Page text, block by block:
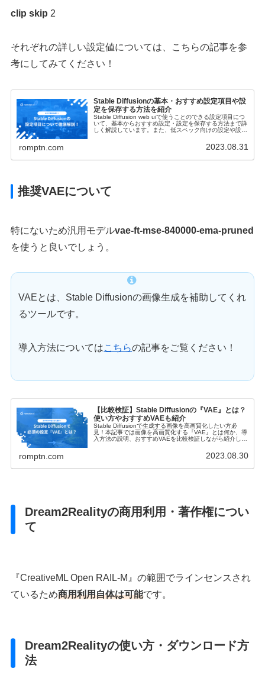
clip skip 2
それぞれの詳しい設定値については、こちらの記事を参
考にしてみてください！
Stable Diffusionの基本・おすすめ設定項目や設
定を保存する方法を紹介
Stable Diffusion web uiで使うことのできる設定項目につ
いて、基本からおすすめ設定・設定を保存する方法まで詳
しく解説しています。また、低スペック向けの設定や設定
romptn.com 2023.08.31
推奨VAEについて
特にないため汎用モデルvae-ft-mse-840000-ema-pruned
を使うと良いでしょう。
VAEとは、Stable Diffusionの画像生成を補助してくれ
るツールです。
導入方法についてはこちらの記事をご覧ください！
【比較検証】Stable Diffusionの『VAE』とは？
使い方やおすすめVAEも紹介
Stable Diffusionで生成する画像を高画質化したい方必
見！本記事では画像を高画質化する『VAE』とは何か、導
入方法の説明、おすすめVAEを比較検証しながら紹介しま
romptn.com 2023.08.30
Dream2Realityの商用利用・著作権につい
て
『CreativeML Open RAIL-M』の範囲でラインセンスされ
ているため商用利用自体は可能です。
Dream2Realityの使い方・ダウンロード方
法